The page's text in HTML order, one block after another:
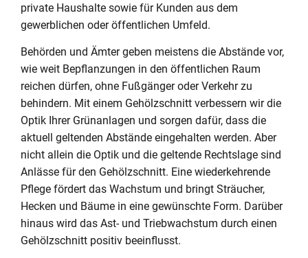
private Haushalte sowie für Kunden aus dem
gewerblichen oder öffentlichen Umfeld.
Behörden und Ämter geben meistens die Abstände vor,
wie weit Bepflanzungen in den öffentlichen Raum
reichen dürfen, ohne Fußgänger oder Verkehr zu
behindern. Mit einem Gehölzschnitt verbessern wir die
Optik Ihrer Grünanlagen und sorgen dafür, dass die
aktuell geltenden Abstände eingehalten werden. Aber
nicht allein die Optik und die geltende Rechtslage sind
Anlässe für den Gehölzschnitt. Eine wiederkehrende
Pflege fördert das Wachstum und bringt Sträucher,
Hecken und Bäume in eine gewünschte Form. Darüber
hinaus wird das Ast- und Triebwachstum durch einen
Gehölzschnitt positiv beeinflusst.